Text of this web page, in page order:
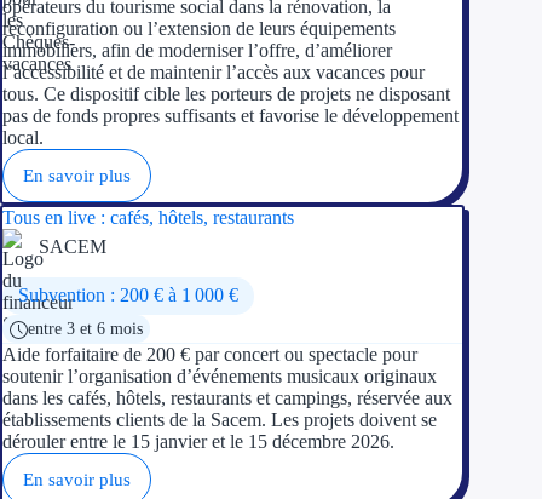
opérateurs du tourisme social dans la rénovation, la
reconfiguration ou l’extension de leurs équipements
immobiliers, afin de moderniser l’offre, d’améliorer
l’accessibilité et de maintenir l’accès aux vacances pour
tous. Ce dispositif cible les porteurs de projets ne disposant
pas de fonds propres suffisants et favorise le développement
local.
En savoir plus
Tous en live : cafés, hôtels, restaurants
SACEM
Subvention : 200 € à 1 000 €
entre 3 et 6 mois
Aide forfaitaire de 200 € par concert ou spectacle pour
soutenir l’organisation d’événements musicaux originaux
dans les cafés, hôtels, restaurants et campings, réservée aux
établissements clients de la Sacem. Les projets doivent se
dérouler entre le 15 janvier et le 15 décembre 2026.
En savoir plus